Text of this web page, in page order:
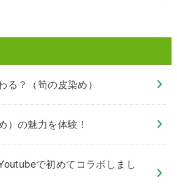
る？（筍の皮染め）
）の魅力を体験！
で初めてコラボしまし